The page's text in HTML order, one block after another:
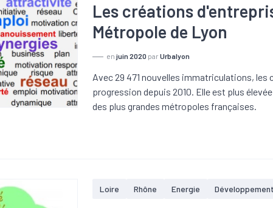
Les créations
Métropole de Lyon
enjuin 2020 parUrbalyon
Avec 29 471 nouvelles immatriculations,
progression depuis 2010. Elle est plus
des plus grandes métropoles françaises.
Loire Rhône Energie